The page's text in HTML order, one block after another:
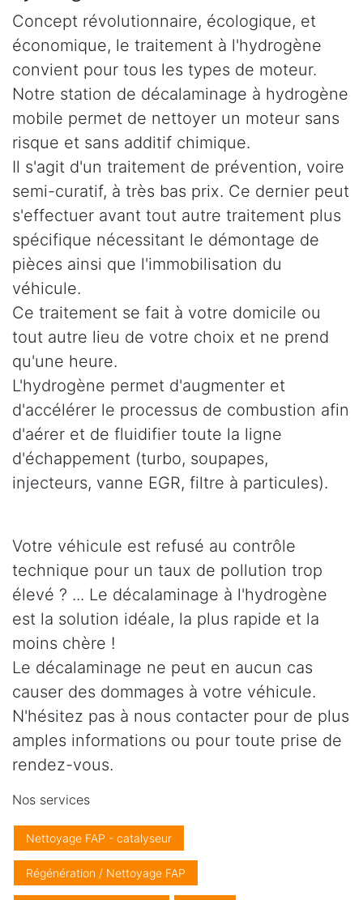
Concept révolutionnaire, écologique, et
économique, le traitement à l'hydrogène
convient pour tous les types de moteur.
Notre station de décalaminage à hydrogène
mobile permet de nettoyer un moteur sans
risque et sans additif chimique.
Il s'agit d'un traitement de prévention, voire
semi-curatif, à très bas prix. Ce dernier peut
s'effectuer avant tout autre traitement plus
spécifique nécessitant le démontage de
pièces ainsi que l'immobilisation du
véhicule.
Ce traitement se fait à votre domicile ou
tout autre lieu de votre choix et ne prend
qu'une heure.
L'hydrogène permet d'augmenter et
d'accélérer le processus de combustion afin
d'aérer et de fluidifier toute la ligne
d'échappement (turbo, soupapes,
injecteurs, vanne EGR, filtre à particules).
Votre véhicule est refusé au contrôle
technique pour un taux de pollution trop
élevé ? ... Le décalaminage à l'hydrogène
est la solution idéale, la plus rapide et la
moins chère !
Le décalaminage ne peut en aucun cas
causer des dommages à votre véhicule.
N'hésitez pas à nous contacter pour de plus
amples informations ou pour toute prise de
rendez-vous.
Nos services
Nettoyage FAP - catalyseur
Régénération / Nettoyage FAP